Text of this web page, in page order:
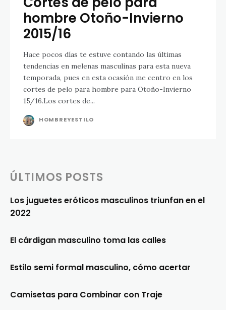
hombre Otoño-Invierno
2015/16
Hace pocos días te estuve contando las últimas
tendencias en melenas masculinas para esta nueva
temporada, pues en esta ocasión me centro en los
cortes de pelo para hombre para Otoño-Invierno
15/16.Los cortes de...
HOMBREYESTILO
ÚLTIMOS POSTS
Los juguetes eróticos masculinos triunfan en el
2022
El cárdigan masculino toma las calles
Estilo semi formal masculino, cómo acertar
Camisetas para Combinar con Traje